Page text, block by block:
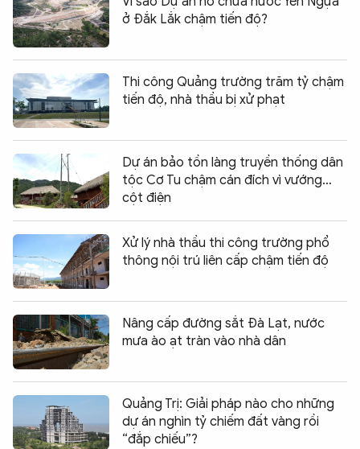
ở Đắk Lắk chậm tiến độ?
Thi công Quảng trường trăm tỷ chậm
tiến độ, nhà thầu bị xử phạt
Dự án bảo tồn làng truyền thống dân
tộc Cơ Tu chậm cán đích vì vướng…
cột điện
Xử lý nhà thầu thi công trường phổ
thông nội trú liên cấp chậm tiến độ
Nâng cấp đường sắt Đà Lạt, nước
mưa ào ạt tràn vào nhà dân
Quảng Trị: Giải pháp nào cho những
dự án nghìn tỷ chiếm đất vàng rồi
“đắp chiếu”?